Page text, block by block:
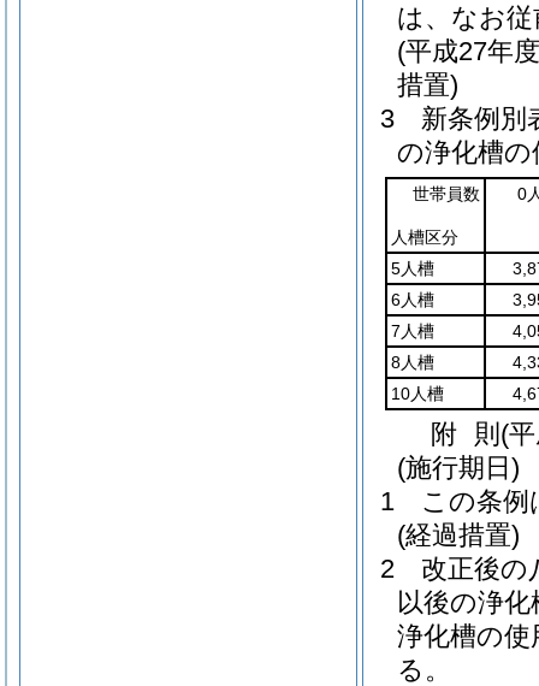
は、なお
(平成27年
措置)
3
新条例別
の浄化槽
世帯員数
人槽区分
0
5人槽
6人槽
7人槽
8人槽
10人槽
附 則 (
(施行期日)
1
この条例
(経過措置)
2
改正後の
以後の浄
浄化槽の
る。